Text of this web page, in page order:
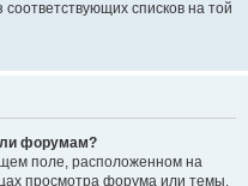
списков на той
форумам?
поле, расположенном на
просмотра форума или темы.